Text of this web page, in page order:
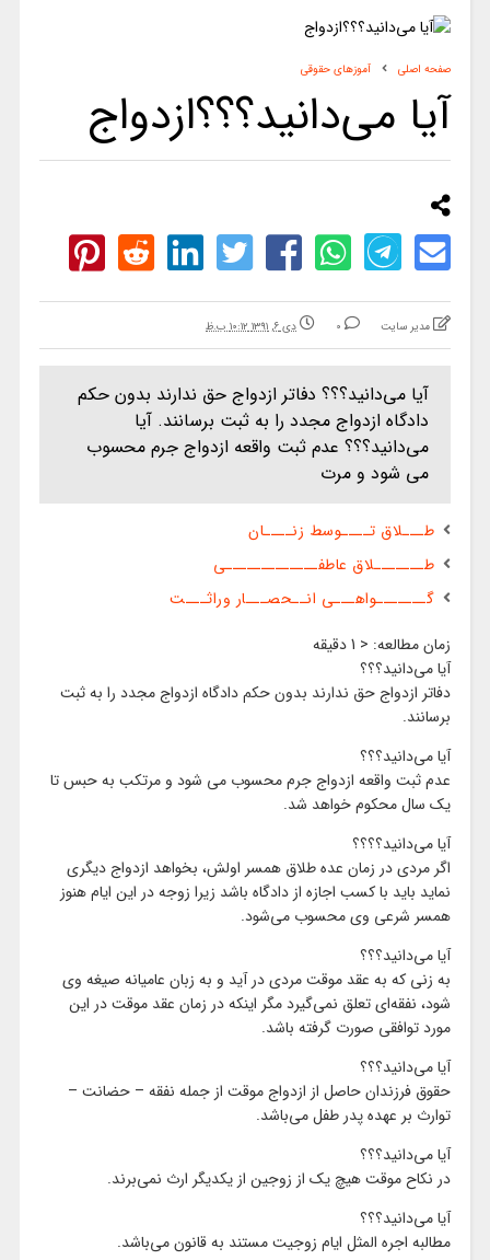
صفحه اصلی آموزهای حقوقی
آیا می‌دانید؟؟؟ازدواج
مدیر سایت 0 دی ۶, ۱۳۹۱ ۱۰:۱۲ ب.ظ
آیا می‌دانید؟؟؟ دفاتر ازدواج حق ندارند بدون حکم
دادگاه ازدواج مجدد را به ثبت برسانند. آیا
می‌دانید؟؟؟ عدم ثبت واقعه ازدواج جرم محسوب
می شود و مرت
طـــلاق تــــوسط زنــــان
طـــــــلاق عاطفـــــــــــــی
گـــــــواهـــی انــحصـــار وراثـــت
زمان مطالعه: < 1 دقیقه
آیا می‌دانید؟؟؟
دفاتر ازدواج حق ندارند بدون حکم دادگاه ازدواج مجدد را به ثبت
برسانند.
آیا می‌دانید؟؟؟
عدم ثبت واقعه ازدواج جرم محسوب می شود و مرتکب به حبس تا
یک سال محکوم خواهد شد.
آیا می‌دانید؟؟؟؟
اگر مردی در زمان عده طلاق همسر اولش، بخواهد ازدواج دیگری
نماید باید با کسب اجازه از دادگاه باشد زیرا زوجه در این ایام هنوز
همسر شرعی وی محسوب می‌‌شود.
آیا می‌دانید؟؟؟
به زنی که به عقد موقت مردی در آید و به زبان عامیانه صیغه وی
شود، نفقه‌‌ای تعلق نمی‌‌گیرد مگر اینکه در زمان عقد موقت در این
مورد توافقی صورت گرفته باشد.
آیا می‌دانید؟؟؟
حقوق فرزندان حاصل از ازدواج موقت از جمله نفقه – حضانت –
توارث بر عهده پدر طفل می‌‌باشد.
آیا می‌دانید؟؟؟
در نکاح موقت هیچ یک از زوجین از یکدیگر ارث نمی‌‌برند.
آیا می‌دانید؟؟؟
مطالبه اجره المثل ایام زوجیت مستند به قانون می‌‌باشد.